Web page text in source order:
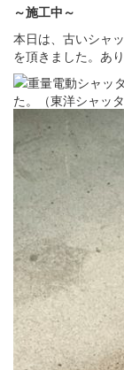
～施工中～
本日は、古いシャ
を頂きました。あ